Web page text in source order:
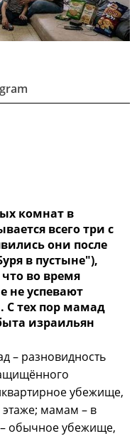
комнат в
всего три с
они после
в пустыне"),
во время
не успевают
тех пор мамад
израильян
– разновидность
убежище,
мамам – в
обычное убежище,